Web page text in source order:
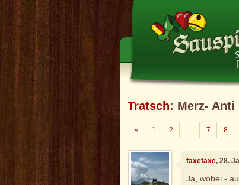
Tratsch: Merz- Anti
«Zurück
1 2 … 7 8
faxefaxe, 28.
Ja, wobei -